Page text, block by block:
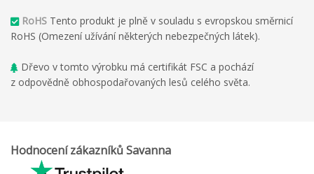
RoHS Tento produkt je plně v souladu s evropskou směrnicí
RoHS (Omezení užívání některých nebezpečných látek).
Dřevo v tomto výrobku má certifikát FSC a pochází
z odpovědně obhospodařovaných lesů celého světa.
Hodnocení zákazníků Savanna